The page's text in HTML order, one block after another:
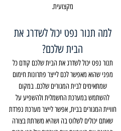
מקצועית.
למה תנור נפט יכול לשדרג את
הבית שלכם?
תנור נפט יכול לשדרג את הבית שלכם קודם כל
מפני שהוא מאפשר לכם לייצר פתרונות חימום
שמתאימים לבית המגורים שלכם. במקום
להשתמש במערכת החשמלית ולהשפיע על
חוויית המגורים בבית, אפשר לייצר מערכת נפרדת
שאתם יכולים לשלוט בה ושהיא משרתת בצורה